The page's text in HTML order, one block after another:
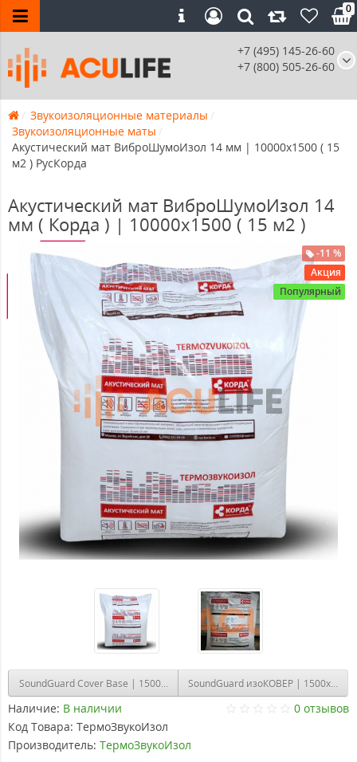
+7 (495) 145-26-60
+7 (800) 505-26-60
0
Звукоизоляционные материалы
Звукоизоляционные маты
Акустический мат ВиброШумоИзол 14 мм | 10000х1500 ( 15
м2 ) РусКорда
Акустический мат ВиброШумоИзол 14
мм ( Корда ) | 10000х1500 ( 15 м2 )
-11%
-11 %
Акция
Популярный
SoundGuard Cover Base | 1500x5000x10 мм | 7.5 м2
SoundGuard изоКОВЕР |
Наличие: В наличии
0 отзывов
Код Товара: ТермоЗвукоИзол
Производитель: ТермоЗвукоИзол